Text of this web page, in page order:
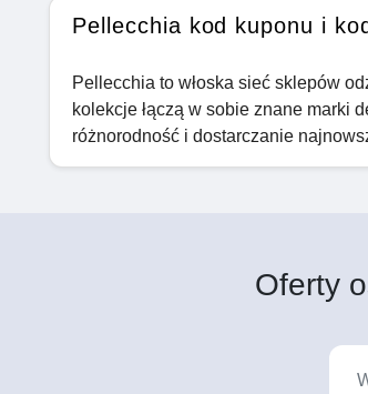
Pellecchia kod kuponu i
Pellecchia to włoska sieć sklepów
kolekcje łączą w sobie znane marki
różnorodność i dostarczanie
Oferty